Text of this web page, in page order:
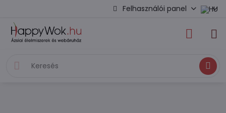
Felhasználói panel
Keresés